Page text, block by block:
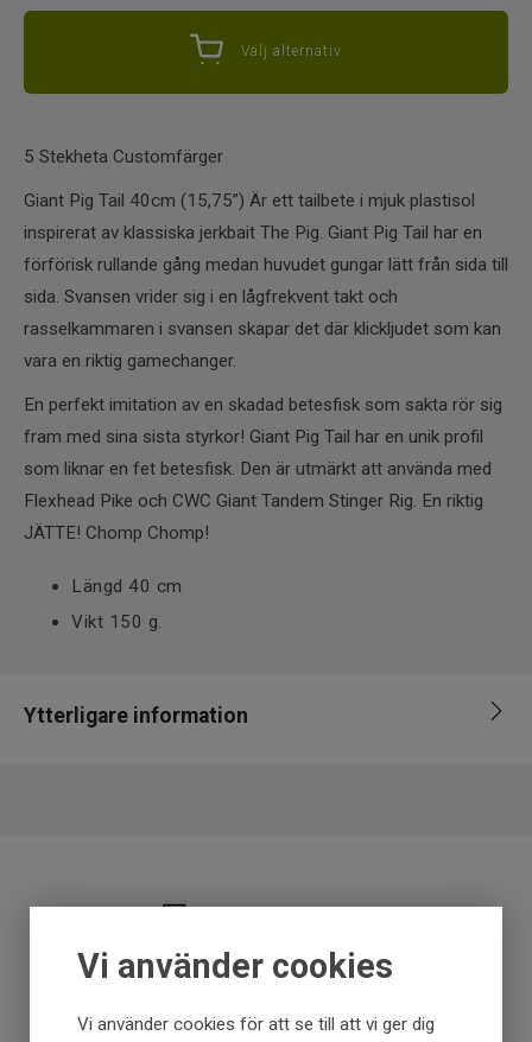
Vi använder cookies
Vi använder cookies för att se till att vi ger dig
Välj alternativ
5 Stekheta Customfärger
Giant Pig Tail 40cm (15,75”) Är ett tailbete i mjuk plastisol
inspirerat av klassiska jerkbait The Pig. Giant Pig Tail har en
förförisk rullande gång medan huvudet gungar lätt från sida till
sida. Svansen vrider sig i en lågfrekvent takt och
rasselkammaren i svansen skapar det där klickljudet som kan
vara en riktig gamechanger.
En perfekt imitation av en skadad betesfisk som sakta rör sig
fram med sina sista styrkor! Giant Pig Tail har en unik profil
som liknar en fet betesfisk. Den är utmärkt att använda med
Flexhead Pike och CWC Giant Tandem Stinger Rig. En riktig
JÄTTE! Chomp Chomp!
Längd 40 cm
Vikt 150 g.
Ytterligare information
Få först - Betala senare